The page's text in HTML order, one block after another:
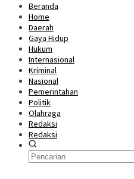
Beranda
Home
Daerah
Gaya Hidup
Hukum
Internasional
Kriminal
Nasional
Pemerintahan
Politik
Olahraga
Redaksi
Redaksi